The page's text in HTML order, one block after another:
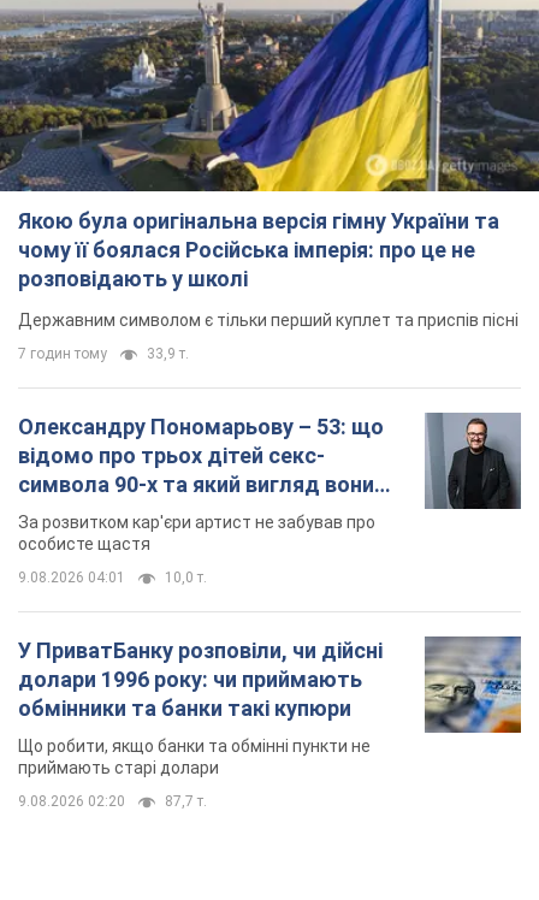
Якою була оригінальна версія гімну України та
чому її боялася Російська імперія: про це не
розповідають у школі
Державним символом є тільки перший куплет та приспів пісні
7 годин тому 33,9 т.
Олександру Пономарьову – 53: що
відомо про трьох дітей секс-
символа 90-х та який вигляд вони
мають
За розвитком кар'єри артист не забував про
особисте щастя
9.08.2026 04:01 10,0 т.
У ПриватБанку розповіли, чи дійсні
долари 1996 року: чи приймають
обмінники та банки такі купюри
Що робити, якщо банки та обмінні пункти не
приймають старі долари
9.08.2026 02:20 87,7 т.